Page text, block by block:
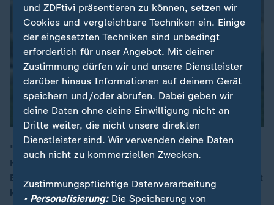
"Unruhen wird es nicht geben", so ZDF-
Korrespondentin Phoebe Gaa zum Chamenei-
Begräbnis. "Die letzte Protestwelle ist vom Regime mit
kaum zu fassender Brutalität beendet worden."
und ZDFtivi präsentieren zu können, setzen wir
Cookies und vergleichbare Techniken ein. Einige
der eingesetzten Techniken sind unbedingt
erforderlich für unser Angebot. Mit deiner
Zustimmung dürfen wir und unsere Dienstleister
darüber hinaus Informationen auf deinem Gerät
speichern und/oder abrufen. Dabei geben wir
deine Daten ohne deine Einwilligung nicht an
Dritte weiter, die nicht unsere direkten
Dienstleister sind. Wir verwenden deine Daten
auch nicht zu kommerziellen Zwecken.
Zustimmungspflichtige Datenverarbeitung
• Personalisierung:Die Speicherung von